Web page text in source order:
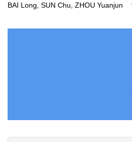
BAI Long, SUN Chu, ZHOU Yuanjun